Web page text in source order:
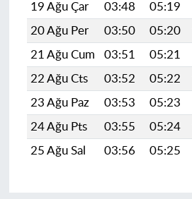
19 Ağu Çar
03:48 05:19
20 Ağu Per
03:50 05:20
21 Ağu Cum
03:51 05:21
22 Ağu Cts
03:52 05:22
23 Ağu Paz
03:53 05:23
24 Ağu Pts
03:55 05:24
25 Ağu Sal
03:56 05:25